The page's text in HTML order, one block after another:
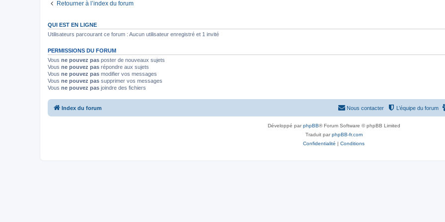
s
s
Retourner à l’index du forum
QUI EST EN LIGNE
Utilisateurs parcourant ce forum : Aucun utilisateur enregistré et 1 invité
PERMISSIONS DU FORUM
Vous ne pouvez pas poster de nouveaux sujets
Vous ne pouvez pas répondre aux sujets
Vous ne pouvez pas modifier vos messages
Vous ne pouvez pas supprimer vos messages
Vous ne pouvez pas joindre des fichiers
Index du forum L’équipe du forum
Nous contacter
Développé parphpBB® Forum Software © phpBB Limited
Traduit parphpBB-fr.com
Confidentialité | Conditions